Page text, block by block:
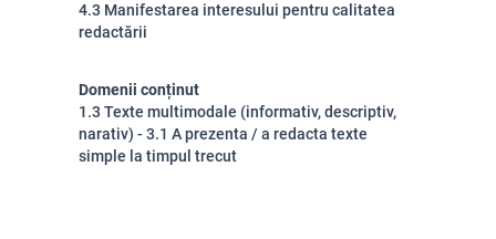
4.3 Manifestarea interesului pentru calitatea
redactării
Domenii conținut
1.3 Texte multimodale (informativ, descriptiv,
narativ) - 3.1 A prezenta / a redacta texte
simple la timpul trecut